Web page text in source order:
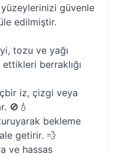
yüzeylerinizi güvenle
edilmiştir.
tozu ve yağı
berraklığı
iz, çizgi veya
🚫💧
bekleme
getirir. 💨
ve hassas